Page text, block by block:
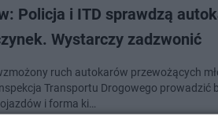
Policja i ITD sprawdzą
Wystarczy zadzwonić
ruch autokarów przewożących
Transportu Drogowego prowadzić
i forma ki…